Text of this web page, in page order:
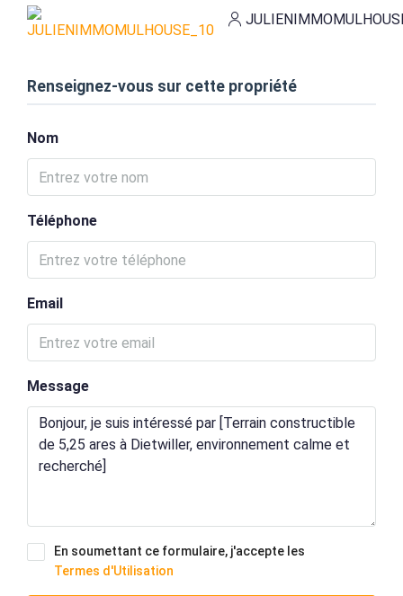
Renseignez-vous sur cette propriété
Nom
Téléphone
Email
Message
En soumettant ce formulaire, j'accepte les
Termes d'Utilisation